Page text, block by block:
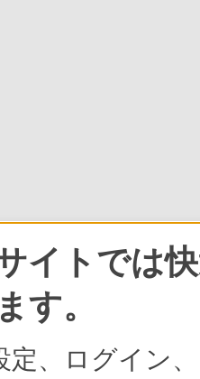
イトでは
す。
定、ログイン